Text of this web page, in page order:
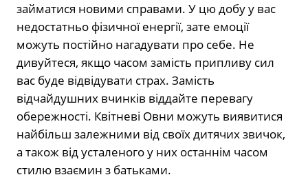
займатися новими справами. У цю добу у вас
недостатньо фізичної енергії, зате емоції
можуть постійно нагадувати про себе. Не
дивуйтеся, якщо часом замість припливу сил
вас буде відвідувати страх. Замість
відчайдушних вчинків віддайте перевагу
обережності. Квітневі Овни можуть виявитися
найбільш залежними від своїх дитячих звичок,
а також від усталеного у них останнім часом
стилю взаємин з батьками.